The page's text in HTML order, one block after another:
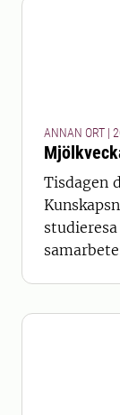
ANNAN ORT |
Tisdagen